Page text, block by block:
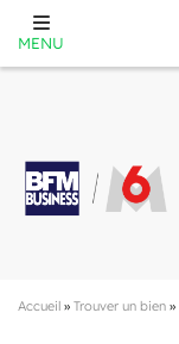
MENU
Accueil » Trouver un bien »